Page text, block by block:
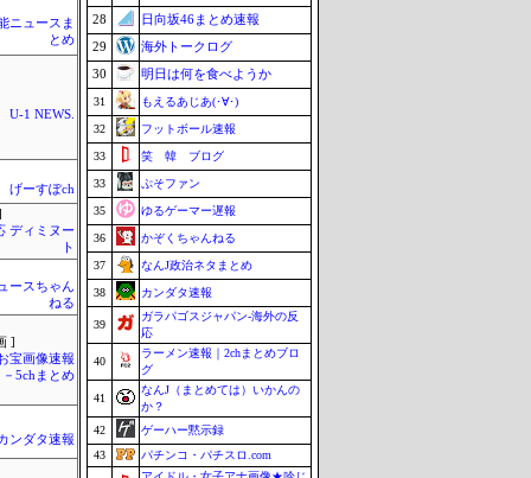
ニュースま
とめ
U-1 NEWS.
げーすぽch
ディミヌー
ト
ースちゃん
ねる
]
宝画像速報
－5chまとめ
ンダタ速報
28
日向坂46まとめ速報
29
海外トークログ
30
明日は何を食べようか
31 もえるあじあ(･∀･)
32 フットボール速報
33 笑 韓 ブログ
33 ぷそファン
35 ゆるゲーマー遅報
36 かぞくちゃんねる
37 なんJ政治ネタまとめ
38 カンダタ速報
39
ガラパゴスジャパン-海外の反
応
40
ラーメン速報｜2chまとめブロ
グ
41
なんJ（まとめては）いかんの
か？
42
ゲーハー黙示録
43
パチンコ・パチスロ.com